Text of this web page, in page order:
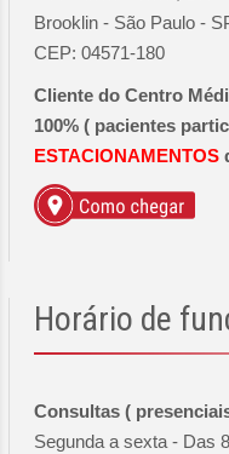
Brooklin - São Paulo -
CEP: 04571-180
Cliente do Centro
100% ( pacientes
ESTACIONAMENTOS
Horário de
Consultas (
Segunda a sexta - Das